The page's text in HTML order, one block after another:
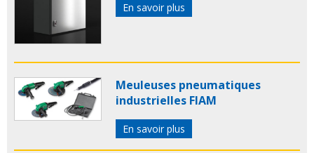
En savoir plus
Meuleuses pneumatiques
industrielles FIAM
En savoir plus